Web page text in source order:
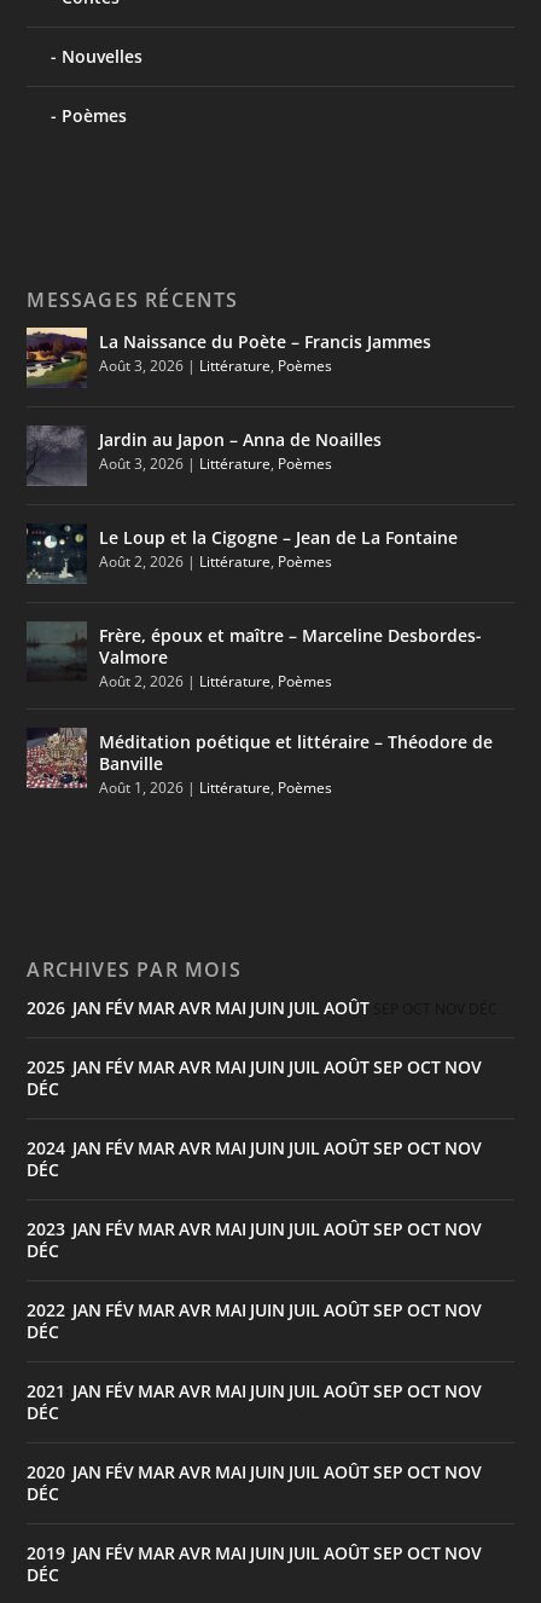
Nouvelles
Poèmes
MESSAGES RÉCENTS
La Naissance du Poète – Francis Jammes
Août 3, 2026 | Littérature, Poèmes
Jardin au Japon – Anna de Noailles
Août 3, 2026 | Littérature, Poèmes
Le Loup et la Cigogne – Jean de La Fontaine
Août 2, 2026 | Littérature, Poèmes
Frère, époux et maître – Marceline Desbordes-
Valmore
Août 2, 2026 | Littérature, Poèmes
Méditation poétique et littéraire – Théodore de
Banville
Août 1, 2026 | Littérature, Poèmes
ARCHIVES PAR MOIS
2026 JAN FÉV MARAVR MAI JUIN JUILAOÛT
2025 JAN FÉV MARAVR MAI JUIN JUILAOÛTSEP OCT NOV
DÉC
2024 JAN FÉV MARAVR MAI JUIN JUILAOÛTSEP OCT NOV
DÉC
2023 JAN FÉV MARAVR MAI JUIN JUILAOÛTSEP OCT NOV
DÉC
2022 JAN FÉV MARAVR MAI JUIN JUILAOÛTSEP OCT NOV
DÉC
2021 JAN FÉV MARAVR MAI JUIN JUILAOÛTSEP OCT NOV
DÉC
2020 JAN FÉV MARAVR MAI JUIN JUILAOÛTSEP OCT NOV
DÉC
2019 JAN FÉV MARAVR MAI JUIN JUILAOÛTSEP OCT NOV
DÉC